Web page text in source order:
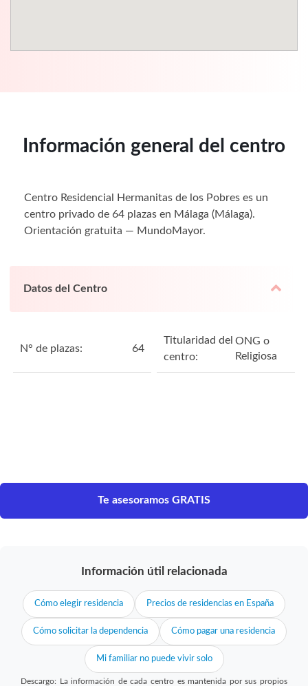
Información general del centro
Centro Residencial Hermanitas de los Pobres es un
centro privado de 64 plazas en Málaga (Málaga).
Orientación gratuita — MundoMayor.
Datos del Centro
N° de plazas: 64
Titularidad del
centro:
ONG o
Religiosa
Te asesoramos GRATIS
Información útil relacionada
Cómo elegir residencia Precios de residencias en España
Cómo solicitar la dependencia Cómo pagar una residencia
Mi familiar no puede vivir solo
Descargo: La información de cada centro es mantenida por sus propios